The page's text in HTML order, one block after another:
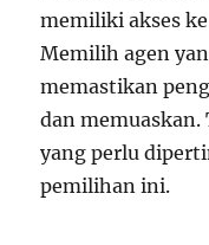
memiliki akses
Memilih agen
memastikan
dan
yang perlu
pemilihan ini.